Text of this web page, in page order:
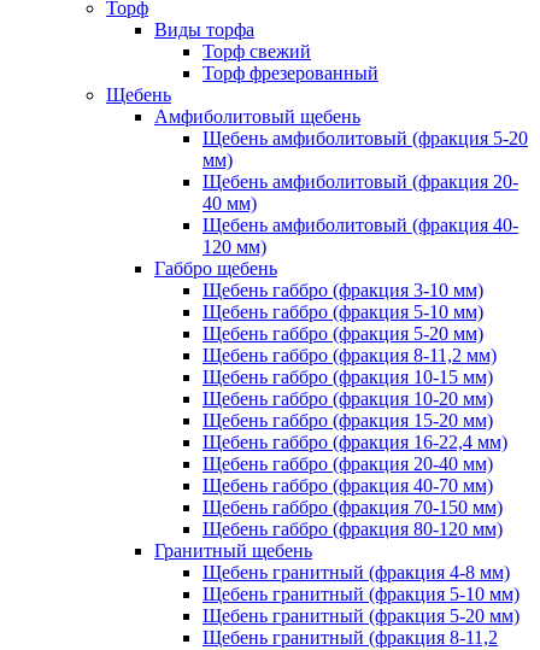
Торф
Виды торфа
Торф свежий
Торф фрезерованный
Щебень
Амфиболитовый щебень
Щебень амфиболитовый (фракция 5-20
мм)
Щебень амфиболитовый (фракция 20-
40 мм)
Щебень амфиболитовый (фракция 40-
120 мм)
Габбро щебень
Щебень габбро (фракция 3-10 мм)
Щебень габбро (фракция 5-10 мм)
Щебень габбро (фракция 5-20 мм)
Щебень габбро (фракция 8-11,2 мм)
Щебень габбро (фракция 10-15 мм)
Щебень габбро (фракция 10-20 мм)
Щебень габбро (фракция 15-20 мм)
Щебень габбро (фракция 16-22,4 мм)
Щебень габбро (фракция 20-40 мм)
Щебень габбро (фракция 40-70 мм)
Щебень габбро (фракция 70-150 мм)
Щебень габбро (фракция 80-120 мм)
Гранитный щебень
Щебень гранитный (фракция 4-8 мм)
Щебень гранитный (фракция 5-10 мм)
Щебень гранитный (фракция 5-20 мм)
Щебень гранитный (фракция 8-11,2